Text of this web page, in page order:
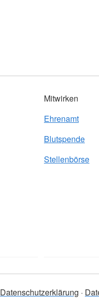
Mitwirken
Ehrenamt
Blutspende
Stellenbörse
Datenschutzerklärung